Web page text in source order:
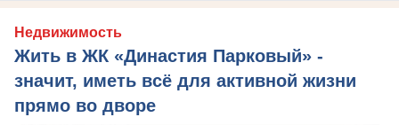
Недвижимость
Жить в ЖК «Династия Парковый» -
значит, иметь всё для активной жизни
прямо во дворе